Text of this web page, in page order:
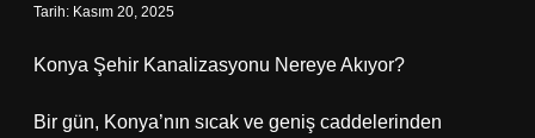
Tarih: Kasım 20, 2025
Konya Şehir Kanalizasyonu Nereye Akıyor?
Bir gün, Konya’nın sıcak ve geniş caddelerinden